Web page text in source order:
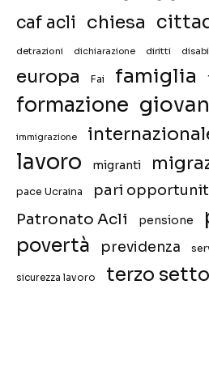
caf acli chiesa
detrazioni dichiarazione diritti
europa Fai famiglia
formazione
immigrazione
lavoro migranti
pace Ucraina pari
Patronato Acli pensione
povertà previdenza
sicurezza lavoro terzo